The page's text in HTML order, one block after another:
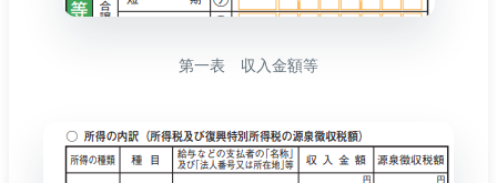
第一表 収入金額等